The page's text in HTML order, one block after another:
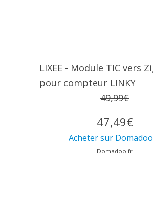
LIXEE - Module TIC vers
pour compteur LINKY
49,99€
47,49€
Acheter sur
Domadoo.fr